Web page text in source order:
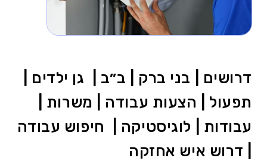
דרושים | בני ברק | ב״ב | גן ילדים |
תפעול | הצעות עבודה | משרות |
עבודות | לוגיסטיקה | חיפוש עבודה
| דרוש איש אחזקה